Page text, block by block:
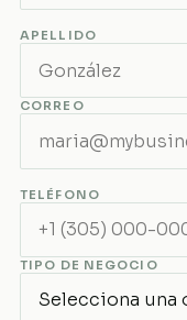
APELLIDO
CORREO
TELÉFONO
TIPO DE NEGOCIO